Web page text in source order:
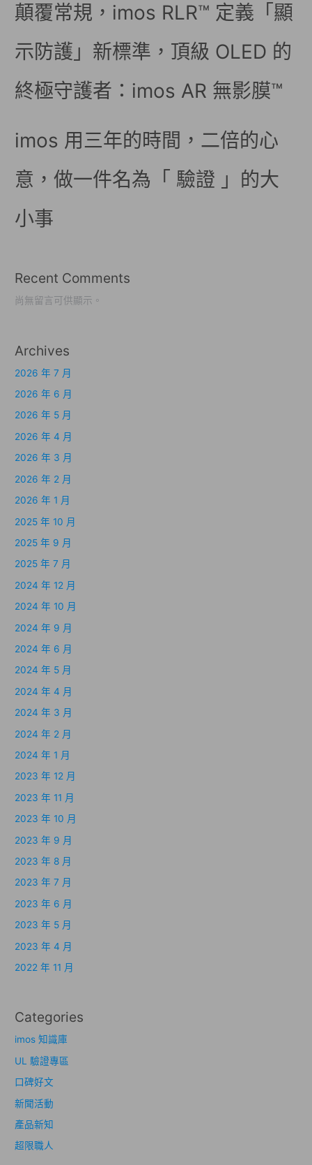
顛覆常規，imos RLR™ 定義「顯
示防護」新標準，頂級 OLED 的
終極守護者：imos AR 無影膜™
imos 用三年的時間，二倍的心
意，做一件名為「 驗證 」的大
小事
Recent Comments
尚無留言可供顯示。
Archives
2026 年 7 月
2026 年 6 月
2026 年 5 月
2026 年 4 月
2026 年 3 月
2026 年 2 月
2026 年 1 月
2025 年 10 月
2025 年 9 月
2025 年 7 月
2024 年 12 月
2024 年 10 月
2024 年 9 月
2024 年 6 月
2024 年 5 月
2024 年 4 月
2024 年 3 月
2024 年 2 月
2024 年 1 月
2023 年 12 月
2023 年 11 月
2023 年 10 月
2023 年 9 月
2023 年 8 月
2023 年 7 月
2023 年 6 月
2023 年 5 月
2023 年 4 月
2022 年 11 月
Categories
imos 知識庫
UL 驗證專區
口碑好文
新聞活動
產品新知
超限職人